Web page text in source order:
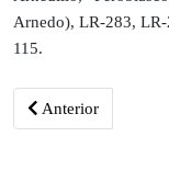
Arnedo), LR-283,
115.
Artículo anterior:
Anterior